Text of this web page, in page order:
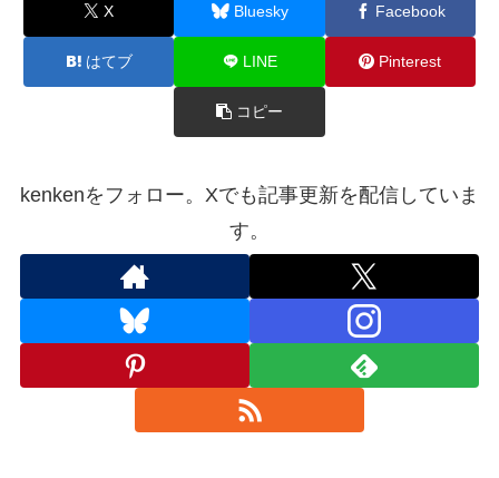
X Bluesky Facebook
はてブ LINE Pinterest
コピー
kenkenをフォロー。Xでも記事更新を配信していま
す。